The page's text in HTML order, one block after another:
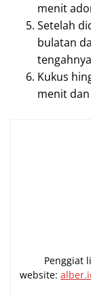
menit
Setelah
bulatan
Kukus
menit
Penggiat
website: